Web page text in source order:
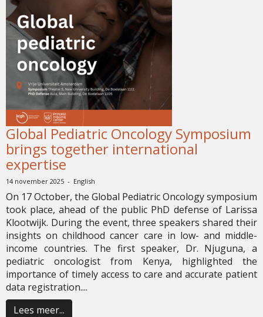
Global Pediatric Oncology Symposium
brings together international
expertise
14 november 2025 - English
On 17 October, the Global Pediatric Oncology symposium
took place, ahead of the public PhD defense of Larissa
Klootwijk. During the event, three speakers shared their
insights on childhood cancer care in low- and middle-
income countries. The first speaker, Dr. Njuguna, a
pediatric oncologist from Kenya, highlighted the
importance of timely access to care and accurate patient
data registration....
Lees meer...